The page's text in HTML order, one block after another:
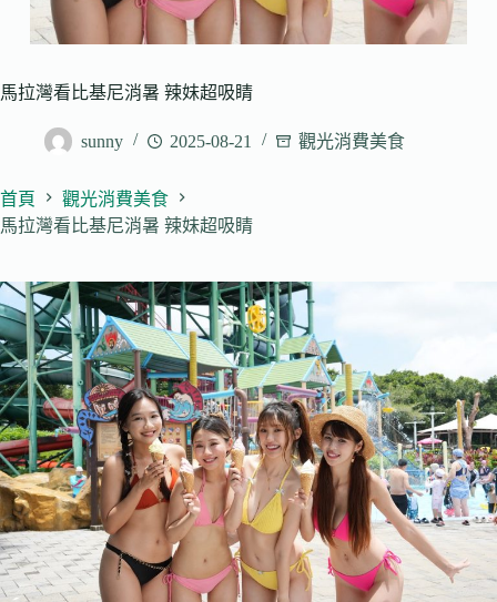
馬拉灣看比基尼消暑 辣妹超吸睛
sunny 2025-08-21 觀光消費美食
首頁
觀光消費美食
馬拉灣看比基尼消暑 辣妹超吸睛